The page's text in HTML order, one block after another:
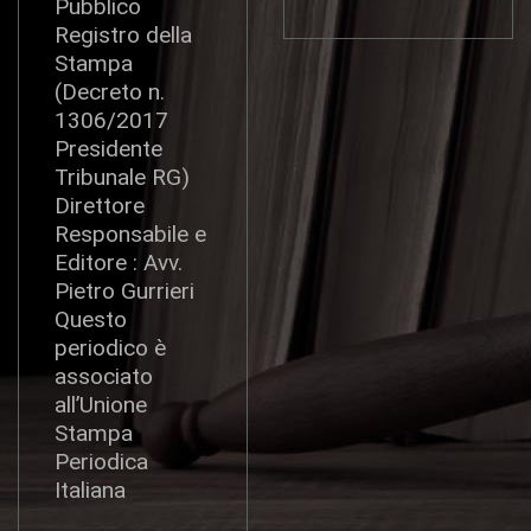
Pubblico
Registro della
Stampa
(Decreto n.
1306/2017
Presidente
Tribunale RG)
Direttore
Responsabile e
Editore : Avv.
Pietro Gurrieri
Questo
periodico è
associato
all’Unione
Stampa
Periodica
Italiana